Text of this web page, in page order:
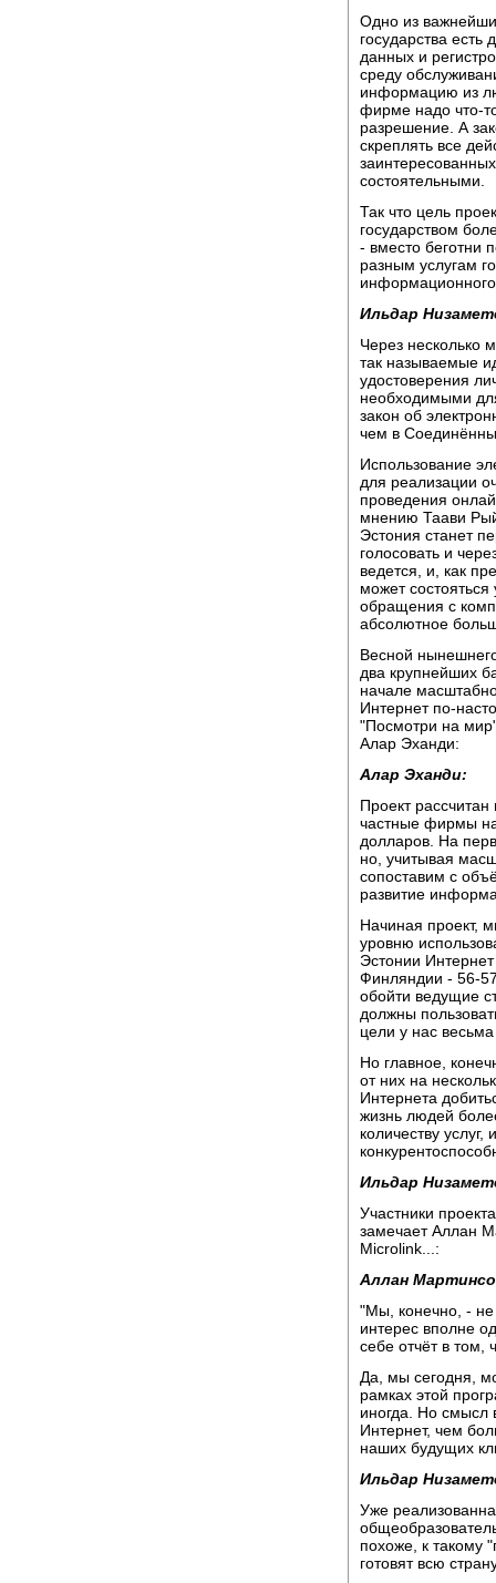
Одно из
государства
данных и
среду
информацию из
фирме надо что-
разрешение. А
скреплять все
состоятельными.
Так что цель
государством
- вместо беготни
разным услугам
Ильдар
Через несколько
так называемые
удостоверения
необходимыми
закон об
чем в
Использование
для реализации
проведения
мнению Таави
Эстония станет
голосовать и
ведется, и, как
может
обращения с
абсолютное
Весной
два крупнейших
начале
Интернет по-
"Посмотри на
Алар Эханди:
Алар Эханди:
Проект
частные фирмы
долларов. На
но, учитывая
сопоставим с
развитие
Начиная проект,
уровню
Эстонии
Финляндии - 56-
обойти ведущие
должны
цели у нас
Но главное,
от них на
Интернета
жизнь людей
количеству
Ильдар
Участники
замечает Аллан
Microlink...:
Аллан
"Мы, конечно, - не
интерес вполне
себе отчёт в том,
Да, мы сегодня,
рамках этой
иногда. Но смысл
Интернет, чем
наших будущих
Ильдар
Уже
похоже, к такому
готовят всю